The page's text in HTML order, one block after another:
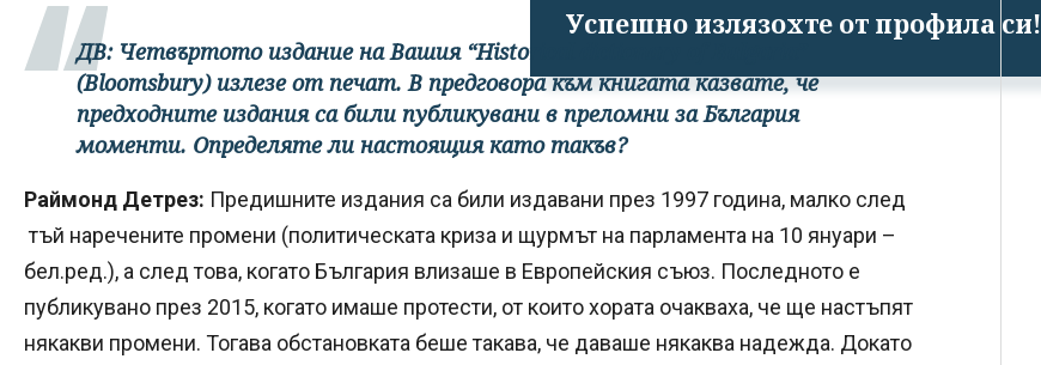
Успешно излязохте от профила си!
ДВ: Четвъртото издание на Вашия “Historical dictionary of Bulgaria”
(Bloomsbury) излезе от печат. В предговора към книгата казвате, че
предходните издания са били публикувани в преломни за България
моменти. Определяте ли настоящия като такъв?
Раймонд Детрез: Предишните издания са били издавани през 1997 година, малко след
тъй наречените промени (политическата криза и щурмът на парламента на 10 януари –
бел.ред.), а след това, когато България влизаше в Европейския съюз. Последното е
публикувано през 2015, когато имаше протести, от които хората очакваха, че ще настъпят
някакви промени. Тогава обстановката беше такава, че даваше някаква надежда. Докато